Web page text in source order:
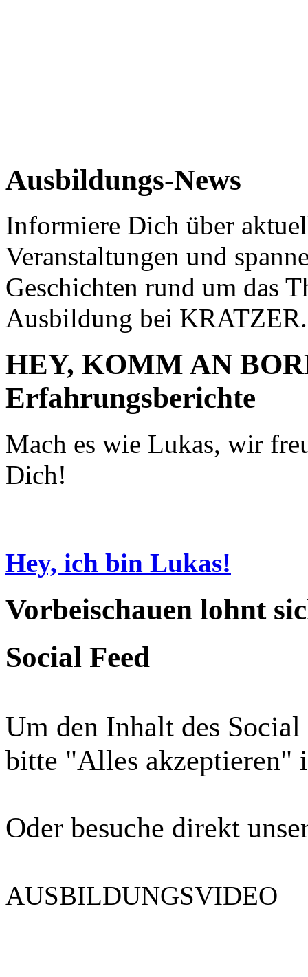
Ausbildungs-News
Informiere Dich über
Veranstaltungen und
Geschichten rund um das
Ausbildung bei KRATZER.
HEY, KOMM AN
Erfahrungsberichte
Mach es wie Lukas, wir
Dich!
Hey, ich bin Lukas!
Vorbeischauen lohnt
Social Feed
Um den Inhalt des
bitte "Alles akzeptieren"
Oder besuche direkt
AUSBILDUNGSVIDEO